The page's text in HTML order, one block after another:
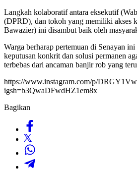
Langkah kolaboratif antara eksekutif
(DPRD), dan tokoh yang memiliki akses
Bawazier) ini disambut baik oleh
Warga berharap pertemuan di Senayan ini
keputusan konkrit dan solusi permanen
terbebas dari ancaman banjir rob yang
https://www.instagram.com/p/
igsh=b3QwaDFwdHZ1em8x
Bagikan